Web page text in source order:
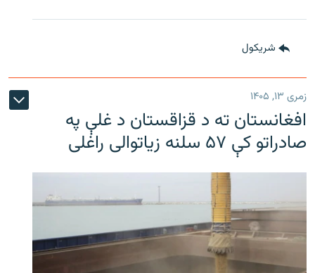
شريکول
زمری ۱۳, ۱۴۰۵
افغانستان ته د قزاقستان د غلې په
صادراتو کې ۵۷ سلنه زیاتوالی راغلی